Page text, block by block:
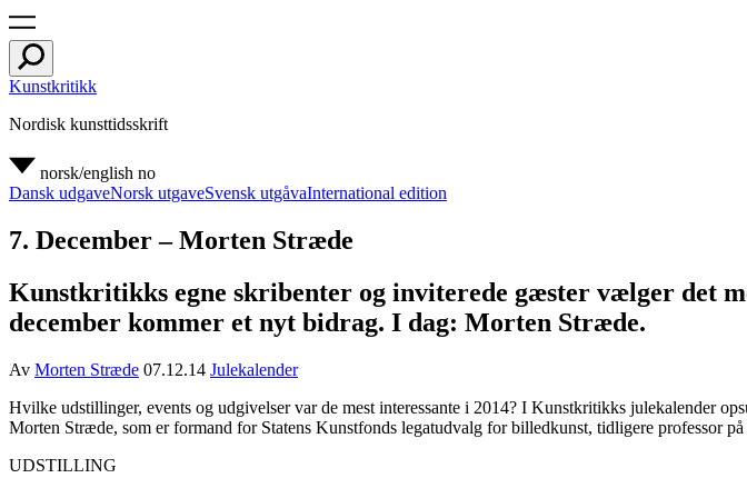
Kunstkritikk
Nordisk kunsttidsskrift
norsk/english no
Dansk udgaveNorsk utgaveSvensk utgåvaInternational edition
7. December – Morten Stræde
Kunstkritikks egne skribenter og inviterede gæster vælger det
december kommer et nyt bidrag. I dag: Morten Stræde.
Av Morten Stræde 07.12.14 Julekalender
Hvilke udstillinger, events og udgivelser var de mest interessante i 2014? I Kunstkritikks julekalender
Morten Stræde, som er formand for Statens Kunstfonds legatudvalg for billedkunst, tidligere professor
UDSTILLING